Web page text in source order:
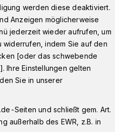
plus
werden diese deaktiviert.
Anzeigen möglicherweise
jederzeit wieder aufrufen, um
widerrufen, indem Sie auf den
[oder das schwebende
Ihre Einstellungen gelten
Sie in unserer
Seiten und schließt gem. Art.
außerhalb des EWR, z.B. in